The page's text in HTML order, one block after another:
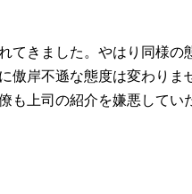
てきました。やはり同様の
傲岸不遜な態度は変わりま
も上司の紹介を嫌悪してい